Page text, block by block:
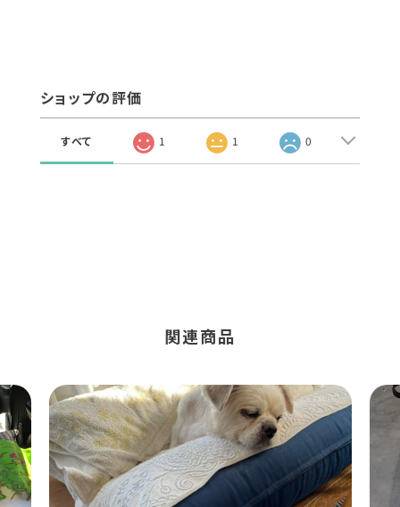
ショップの評価
すべて 1 1 0
関連商品